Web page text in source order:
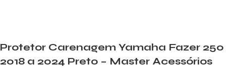
Protetor Carenagem Yamaha Fazer 250
2018 a 2024 Preto – Master Acessórios